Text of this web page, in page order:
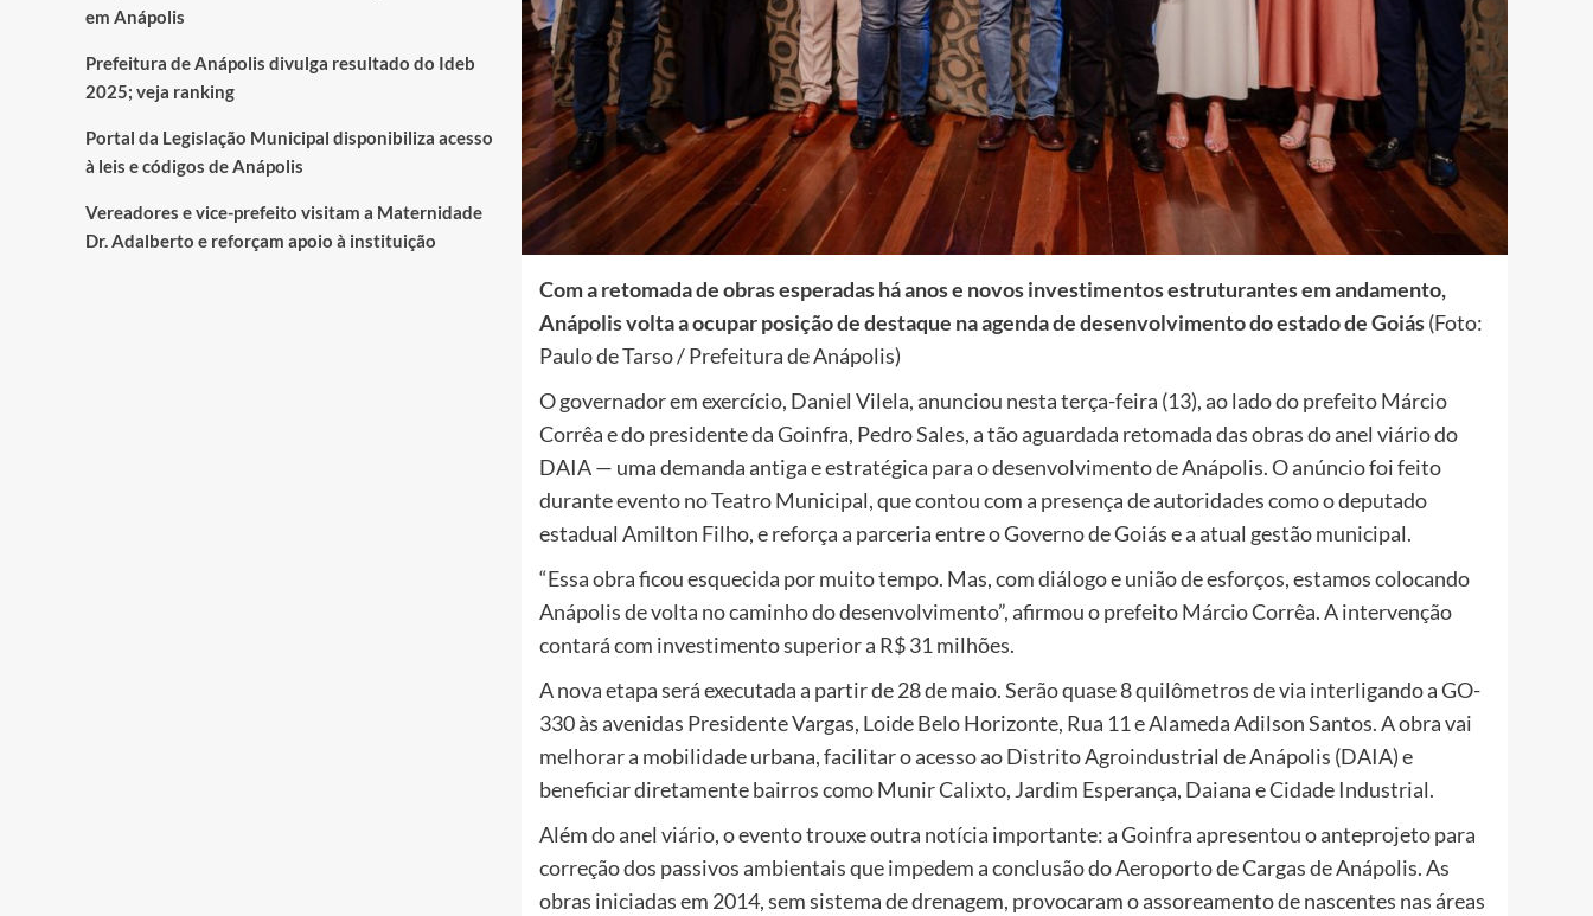
Com a retomada de obras esperadas há anos e novos investimentos estruturantes em andamento,
Anápolis volta a ocupar posição de destaque na agenda de desenvolvimento do estado de Goiás(Foto:
Paulo de Tarso / Prefeitura de Anápolis)
O governador em exercício, Daniel Vilela, anunciou nesta terça-feira (13), ao lado do prefeito Márcio
Corrêa e do presidente da Goinfra, Pedro Sales, a tão aguardada retomada das obras do anel viário do
DAIA — uma demanda antiga e estratégica para o desenvolvimento de Anápolis. O anúncio foi feito
durante evento no Teatro Municipal, que contou com a presença de autoridades como o deputado
estadual Amilton Filho, e reforça a parceria entre o Governo de Goiás e a atual gestão municipal.
“Essa obra ficou esquecida por muito tempo. Mas, com diálogo e união de esforços, estamos colocando
Anápolis de volta no caminho do desenvolvimento”, afirmou o prefeito Márcio Corrêa. A intervenção
contará com investimento superior a R$ 31 milhões.
A nova etapa será executada a partir de 28 de maio. Serão quase 8 quilômetros de via interligando a GO-
330 às avenidas Presidente Vargas, Loide Belo Horizonte, Rua 11 e Alameda Adilson Santos. A obra vai
melhorar a mobilidade urbana, facilitar o acesso ao Distrito Agroindustrial de Anápolis (DAIA) e
beneficiar diretamente bairros como Munir Calixto, Jardim Esperança, Daiana e Cidade Industrial.
Além do anel viário, o evento trouxe outra notícia importante: a Goinfra apresentou o anteprojeto para
correção dos passivos ambientais que impedem a conclusão do Aeroporto de Cargas de Anápolis. As
obras iniciadas em 2014, sem sistema de drenagem, provocaram o assoreamento de nascentes nas áreas
em Anápolis
Prefeitura de Anápolis divulga resultado do Ideb
2025; veja ranking
Portal da Legislação Municipal disponibiliza acesso
à leis e códigos de Anápolis
Vereadores e vice-prefeito visitam a Maternidade
Dr. Adalberto e reforçam apoio à instituição